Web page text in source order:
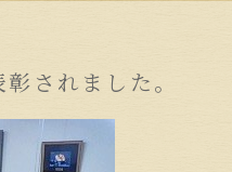
されました。